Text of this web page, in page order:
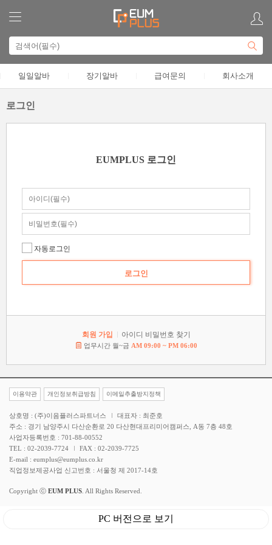
일일알바 장기알바 급여문의 회사소개
로그인
EUMPLUS 로그인
자동로그인
회원 가입 아이디 비밀번호 찾기
업무시간 월~금 AM 09:00 ~ PM 06:00
이용약관 개인정보취급방침 이메일추출방지정책
상호명 : (주)이음플러스파트너스
대표자 : 최준호
주소 : 경기 남양주시 다산순환로 20 다산현대프리미어캠퍼스, A동 7층 48호
사업자등록번호 : 701-88-00552
TEL : 02-2039-7724
FAX : 02-2039-7725
E-mail : eumplus@eumplus.co.kr
직업정보제공사업 신고번호 : 서울청 제 2017-14호
Copyright ⓒ EUM PLUS . All Rights Reserved.
PC 버전으로 보기